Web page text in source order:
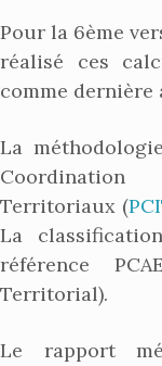
Pour la 6ème
réalisé ces
comme dernière
La
Territoriaux (
La
référence
Territorial).
Le rapport